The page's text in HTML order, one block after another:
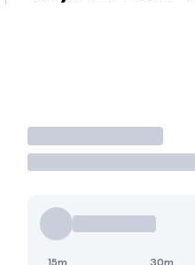
Operar
15m 30m